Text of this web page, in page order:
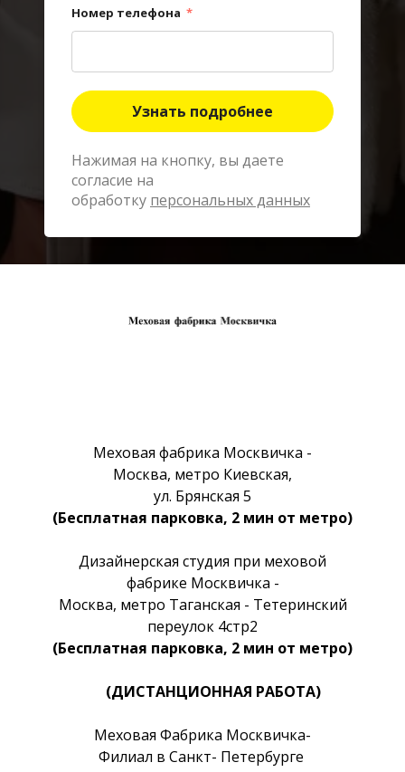
Номер телефона *
Узнать подробнее
Нажимая на кнопку, вы даете
согласие на
обработку персональных данных
Меховая фабрика Москвичка -
Москва, метро Киевская,
ул. Брянская 5
(Бесплатная парковка, 2 мин от метро)
Дизайнерская студия при меховой
фабрике Москвичка -
Москва, метро Таганская - Тетеринский
переулок 4стр2
(Бесплатная парковка, 2 мин от метро)
(ДИСТАНЦИОННАЯ РАБОТА)
Меховая Фабрика Москвичка-
Филиал в Санкт- Петербурге